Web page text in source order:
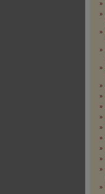
»
»
»
»
»
»
»
»
»
»
»
»
»
»
»